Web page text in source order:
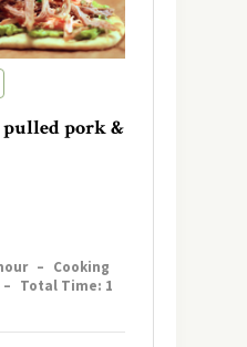
pulled pork &
– Cooking
– Total Time: 1